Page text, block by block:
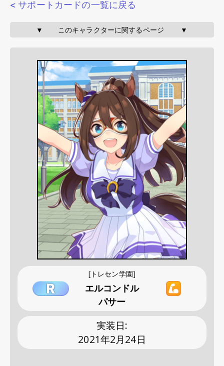
< サポートカードの一覧に戻る
▼       このキャラクターに関するページ        ▼
[トレセン学園]
エルコンドル
パサー
実装日:
2021年2月24日